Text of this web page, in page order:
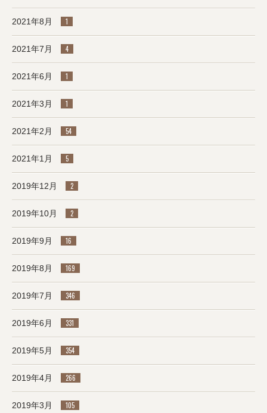
2021年8月 1
2021年7月 4
2021年6月 1
2021年3月 1
2021年2月 54
2021年1月 5
2019年12月 2
2019年10月 2
2019年9月 16
2019年8月 169
2019年7月 346
2019年6月 331
2019年5月 354
2019年4月 266
2019年3月 105